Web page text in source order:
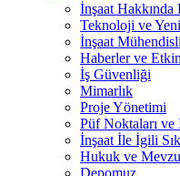
İnşaat
Teknoloji ve
İnşaat
Haberler ve
İş Güvenliği
Mimarlık
Proje Yönetimi
Püf Noktaları ve
İnşaat İle İgili
Hukuk ve
Depomuz